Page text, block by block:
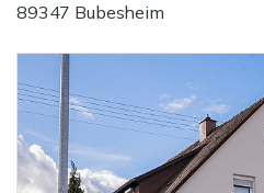
89347 Bubesheim